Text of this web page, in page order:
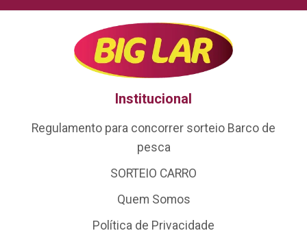
Institucional
Regulamento para concorrer sorteio Barco de
pesca
SORTEIO CARRO
Quem Somos
Política de Privacidade